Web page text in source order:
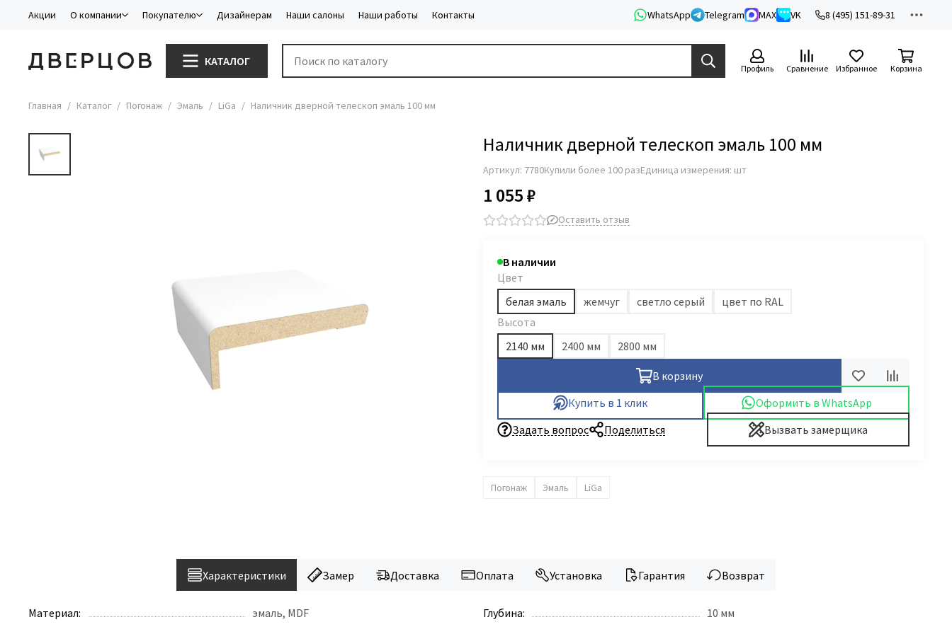
Акции О компании Покупателю Дизайнерам Наши салоны Наши работы Контакты WhatsApp Telegram MAX VK 8 (495) 151-89-31
КАТАЛОГ
Профиль Сравнение Избранное Корзина
Главная Каталог Погонаж Эмаль LiGa Наличник дверной телескоп эмаль 100 мм
Наличник дверной телескоп эмаль 100 мм
Артикул: 7780Купили более 100 разЕдиница измерения: шт
1 055 ₽
Оставить отзыв
В наличии
Цвет
белая эмаль
жемчуг светло серый
цвет по RAL
Высота
2140 мм
2400 мм 2800 мм
В корзину
Купить в 1 клик
Оформить в WhatsApp
Вызвать замерщика
Задать вопрос Поделиться
Погонаж Эмаль LiGa
Характеристики Замер Доставка Оплата Установка Гарантия Возврат
Материал:
эмаль, MDF
Глубина: 10 мм